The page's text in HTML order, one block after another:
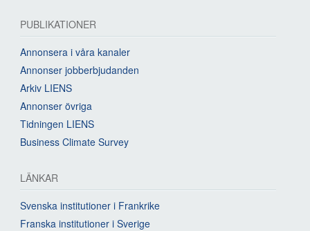
PUBLIKATIONER
Annonsera i våra kanaler
Annonser jobberbjudanden
Arkiv LIENS
Annonser övriga
Tidningen LIENS
Business Climate Survey
LÄNKAR
Svenska institutioner i Frankrike
Franska institutioner i Sverige